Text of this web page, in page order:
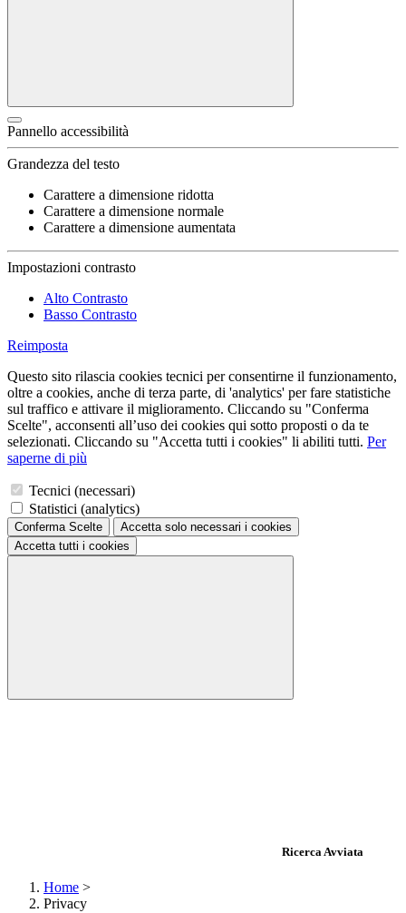
Pannello accessibilità
Grandezza del testo
Carattere a dimensione ridotta
Carattere a dimensione normale
Carattere a dimensione aumentata
Impostazioni contrasto
Alto Contrasto
Basso Contrasto
Reimposta
Questo sito rilascia cookies tecnici per consentirne il funzionamento,
oltre a cookies, anche di terza parte, di 'analytics' per fare statistiche
sul traffico e attivare il miglioramento. Cliccando su "Conferma
Scelte", acconsenti all’uso dei cookies qui sotto proposti o da te
selezionati. Cliccando su "Accetta tutti i cookies" li abiliti tutti. Per
saperne di più
Tecnici (necessari)
Statistici (analytics)
Conferma Scelte Accetta solo necessari i cookies
Accetta tutti i cookies
Ricerca Avviata
Home >
Privacy